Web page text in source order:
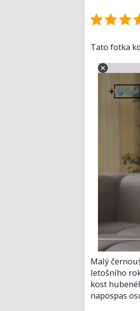
Tato fotka
Malý
letošního
kost
napospas